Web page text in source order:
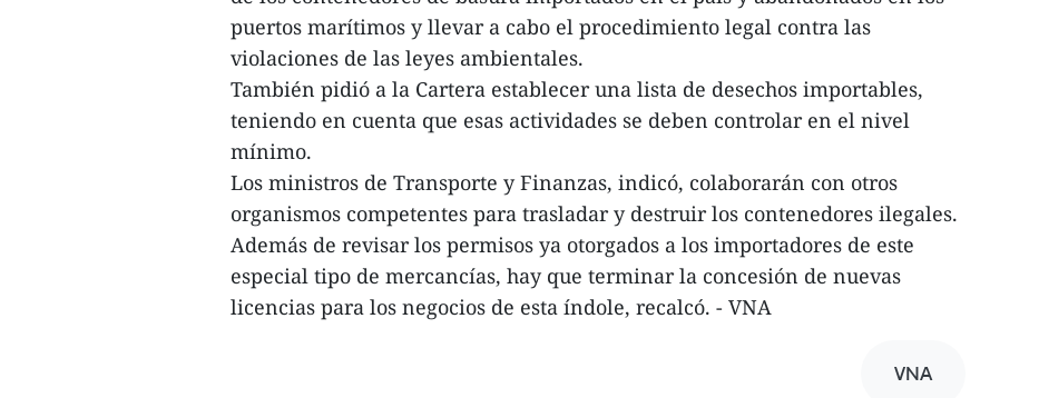
puertos marítimos y llevar a cabo el procedimiento legal contra las
violaciones de las leyes ambientales.
También pidió a la Cartera establecer una lista de desechos importables,
teniendo en cuenta que esas actividades se deben controlar en el nivel
mínimo.
Los ministros de Transporte y Finanzas, indicó, colaborarán con otros
organismos competentes para trasladar y destruir los contenedores ilegales.
Además de revisar los permisos ya otorgados a los importadores de este
especial tipo de mercancías, hay que terminar la concesión de nuevas
licencias para los negocios de esta índole, recalcó. - VNA
VNA